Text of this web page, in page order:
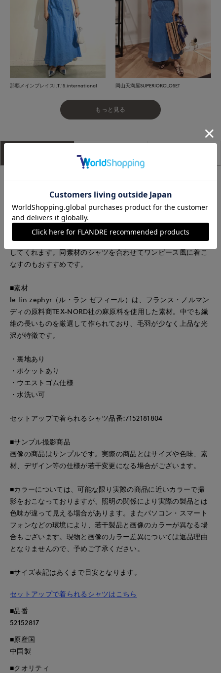
那覇メインプレイスI.T.'S.international 岡山天満屋SUPERIORCLOSET
もっと見る
■デザイン
適度なフィット感が美しいシルエットを作り出す、リネン素材
のバイヤススカート。フロント生地をバイヤスに取っているの
で、体に沿いながらラインを拾い過ぎずリラックス感のある穿
き心地です。ヒップにかかる丈のトップスを合わせれば、すっ
きりと見せながら上品な大人のエフォートレススタイルを演出
してくれます。同素材のシャツを合わせてワンピース風に着こ
なすのもおすすめです。
■素材
le lin zephyr（ル・ラン ゼフィール）は、フランス・ノルマン
ディの原料商TEX-NORD社の麻原料を使用した素材。中でも繊
維の長いものを厳選して作られており、毛羽が少なく上品な光
沢が特徴です。
・裏地あり
・ポケットあり
・ウエストゴム仕様
・水洗い可
セットアップで着られるシャツ品番:7152181804
■サンプル撮影商品
画像の商品はサンプルです。実際の商品とはサイズや色味、素
材、デザイン等の仕様が若干変更になる場合がございます。
■カラーについては、可能な限り実際の商品に近いカラーで撮
影をおこなっておりますが、照明の関係により実際の製品とは
色味が違って見える場合があります。またパソコン・スマート
フォンなどの環境により、若干製品と画像のカラーが異なる場
合もございます。現物と画像のカラー差異については返品理由
となりませんので、予めご了承ください。
■サイズ表記はあくまで目安となります。
セットアップで着られるシャツはこちら
■品番
52152817
■原産国
中国製
■クオリティ